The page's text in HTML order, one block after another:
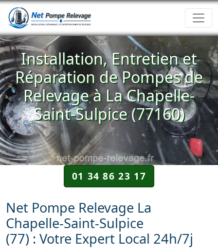
Installation, Entretien et
Réparation de Pompes de
Relevage à La Chapelle-
Saint-Sulpice (77160)
01 34 86 23 17
Net Pompe Relevage La
Chapelle-Saint-Sulpice
(77) : Votre Expert Local 24h/7j